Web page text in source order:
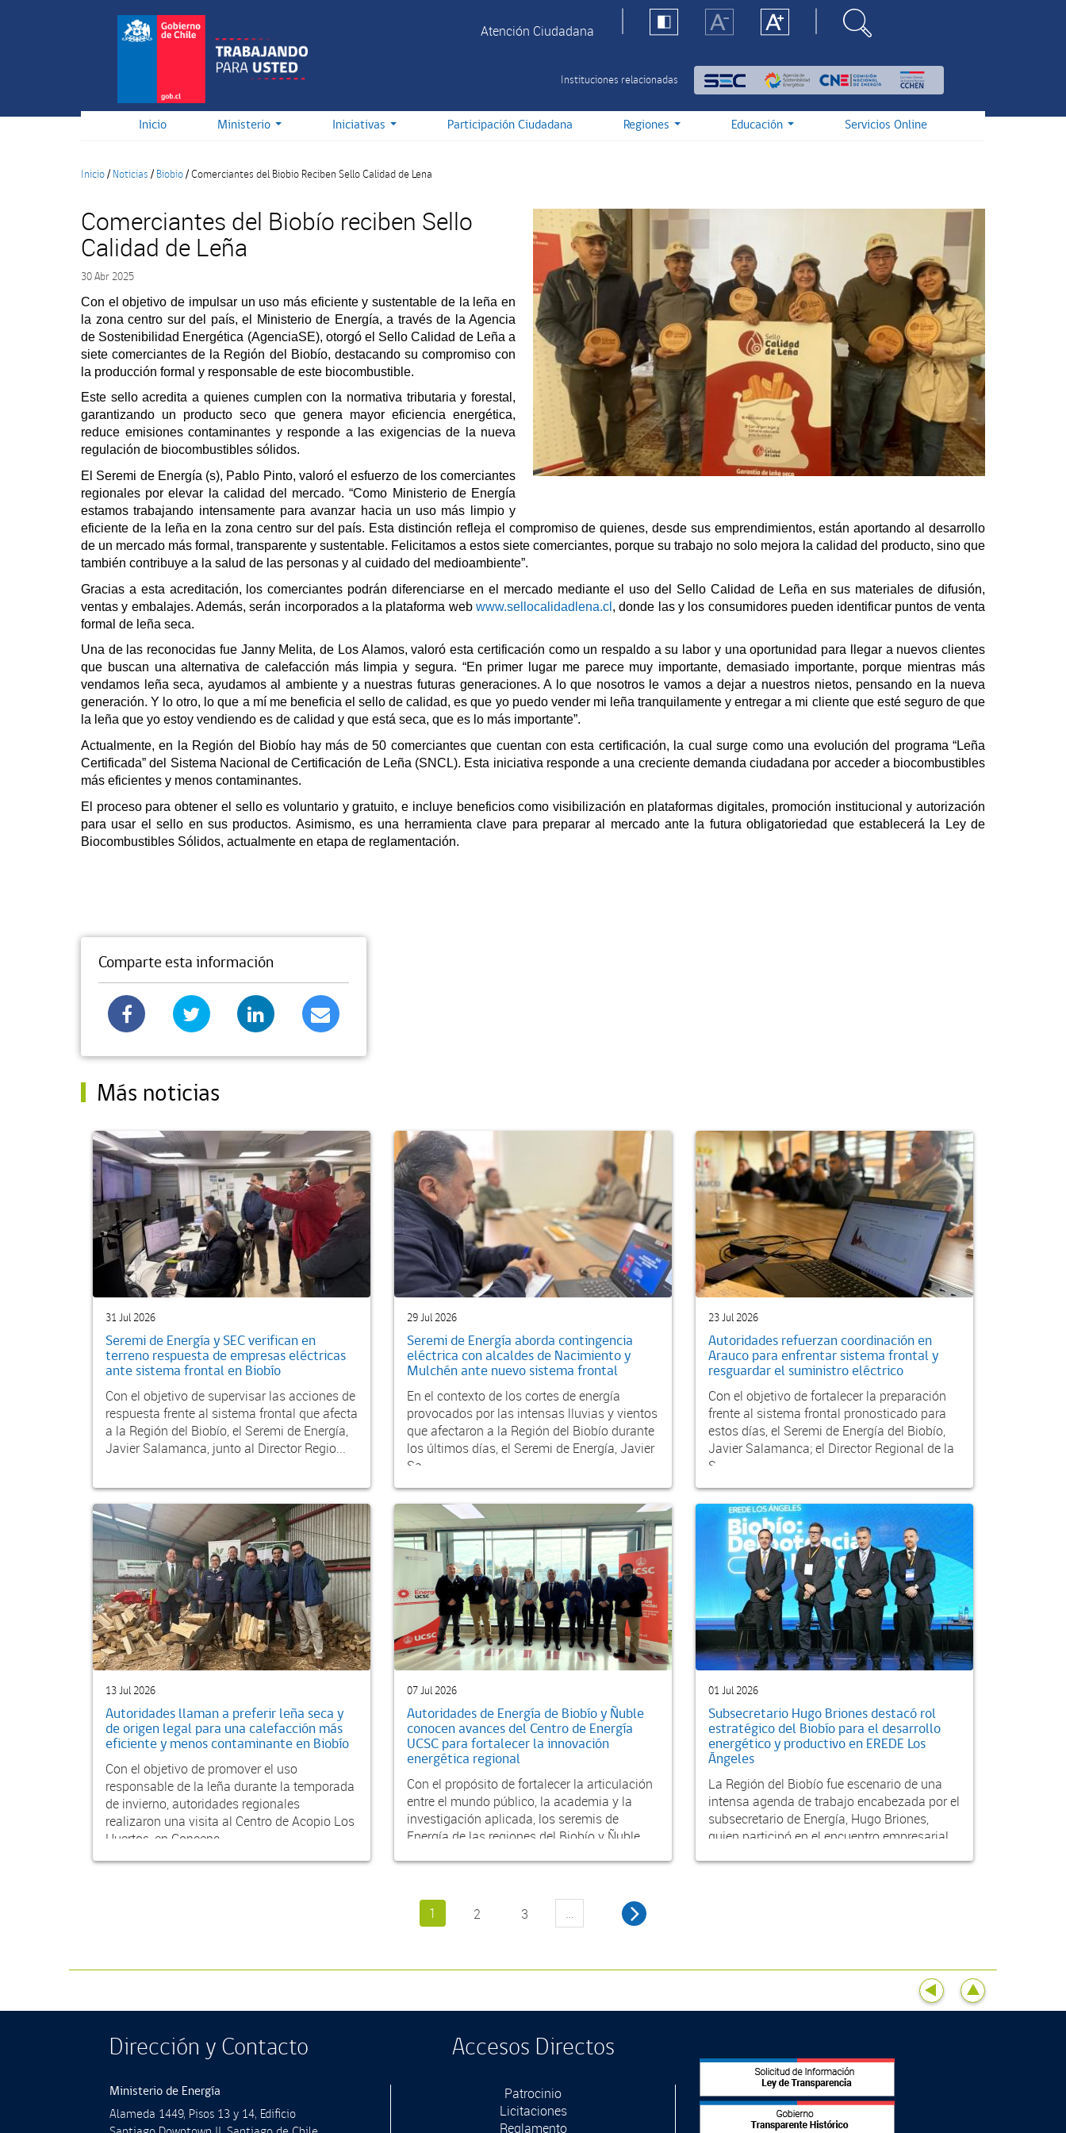
Atención Ciudadana
Instituciones relacionadas
Inicio Ministerio Iniciativas Participación Ciudadana Regiones Educación Servicios Online
Inicio/ Noticias / Biobio/Comerciantes del Biobio Reciben Sello Calidad de Lena
Comerciantes del Biobío reciben Sello
Calidad de Leña
30 Abr 2025
Con el objetivo de impulsar un uso más eficiente y sustentable de la leña en
la zona centro sur del país, el Ministerio de Energía, a través de la Agencia
de Sostenibilidad Energética (AgenciaSE), otorgó el Sello Calidad de Leña a
siete comerciantes de la Región del Biobío, destacando su compromiso con
la producción formal y responsable de este biocombustible.
Este sello acredita a quienes cumplen con la normativa tributaria y forestal,
garantizando un producto seco que genera mayor eficiencia energética,
reduce emisiones contaminantes y responde a las exigencias de la nueva
regulación de biocombustibles sólidos.
El Seremi de Energía (s), Pablo Pinto, valoró el esfuerzo de los comerciantes
regionales por elevar la calidad del mercado. “Como Ministerio de Energía
estamos trabajando intensamente para avanzar hacia un uso más limpio y
eficiente de la leña en la zona centro sur del país. Esta distinción refleja el compromiso de quienes, desde sus emprendimientos, están aportando al desarrollo
de un mercado más formal, transparente y sustentable. Felicitamos a estos siete comerciantes, porque su trabajo no solo mejora la calidad del producto, sino que
también contribuye a la salud de las personas y al cuidado del medioambiente”.
Gracias a esta acreditación, los comerciantes podrán diferenciarse en el mercado mediante el uso del Sello Calidad de Leña en sus materiales de difusión,
ventas y embalajes. Además, serán incorporados a la plataforma web www.sellocalidadlena.cl , donde las y los consumidores pueden identificar puntos de venta
formal de leña seca.
Una de las reconocidas fue Janny Melita, de Los Alamos, valoró esta certificación como un respaldo a su labor y una oportunidad para llegar a nuevos clientes
que buscan una alternativa de calefacción más limpia y segura. “En primer lugar me parece muy importante, demasiado importante, porque mientras más
vendamos leña seca, ayudamos al ambiente y a nuestras futuras generaciones. A lo que nosotros le vamos a dejar a nuestros nietos, pensando en la nueva
generación. Y lo otro, lo que a mí me beneficia el sello de calidad, es que yo puedo vender mi leña tranquilamente y entregar a mi cliente que esté seguro de que
la leña que yo estoy vendiendo es de calidad y que está seca, que es lo más importante”.
Actualmente, en la Región del Biobío hay más de 50 comerciantes que cuentan con esta certificación, la cual surge como una evolución del programa “Leña
Certificada” del Sistema Nacional de Certificación de Leña (SNCL). Esta iniciativa responde a una creciente demanda ciudadana por acceder a biocombustibles
más eficientes y menos contaminantes.
El proceso para obtener el sello es voluntario y gratuito, e incluye beneficios como visibilización en plataformas digitales, promoción institucional y autorización
para usar el sello en sus productos. Asimismo, es una herramienta clave para preparar al mercado ante la futura obligatoriedad que establecerá la Ley de
Biocombustibles Sólidos, actualmente en etapa de reglamentación.
Comparte esta información
Más noticias
31 Jul 2026
Seremi de Energía y SEC verifican en
terreno respuesta de empresas eléctricas
ante sistema frontal en Biobío
Con el objetivo de supervisar las acciones de
respuesta frente al sistema frontal que afecta
a la Región del Biobío, el Seremi de Energía,
Javier Salamanca, junto al Director Regio...
29 Jul 2026
Seremi de Energía aborda contingencia
eléctrica con alcaldes de Nacimiento y
Mulchén ante nuevo sistema frontal
En el contexto de los cortes de energía
provocados por las intensas lluvias y vientos
que afectaron a la Región del Biobío durante
los últimos días, el Seremi de Energía, Javier
Sa...
23 Jul 2026
Autoridades refuerzan coordinación en
Arauco para enfrentar sistema frontal y
resguardar el suministro eléctrico
Con el objetivo de fortalecer la preparación
frente al sistema frontal pronosticado para
estos días, el Seremi de Energía del Biobío,
Javier Salamanca; el Director Regional de la
S...
13 Jul 2026
Autoridades llaman a preferir leña seca y
de origen legal para una calefacción más
eficiente y menos contaminante en Biobío
Con el objetivo de promover el uso
responsable de la leña durante la temporada
de invierno, autoridades regionales
realizaron una visita al Centro de Acopio Los
Huertos, en Concepc...
07 Jul 2026
Autoridades de Energía de Biobío y Ñuble
conocen avances del Centro de Energía
UCSC para fortalecer la innovación
energética regional
Con el propósito de fortalecer la articulación
entre el mundo público, la academia y la
investigación aplicada, los seremis de
Energía de las regiones del Biobío y Ñuble
01 Jul 2026
Subsecretario Hugo Briones destacó rol
estratégico del Biobío para el desarrollo
energético y productivo en EREDE Los
Ángeles
La Región del Biobío fue escenario de una
intensa agenda de trabajo encabezada por el
subsecretario de Energía, Hugo Briones,
quien participó en el encuentro empresarial
1 2 3 …
Dirección y Contacto
Ministerio de Energía
Alameda 1449, Pisos 13 y 14, Ediﬁcio
Accesos Directos
Patrocinio
Licitaciones
Reglamento